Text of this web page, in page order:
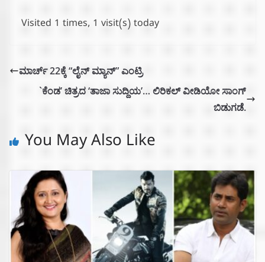
Visited 1 times, 1 visit(s) today
ಮಾರ್ಚ್ 22ಕ್ಕೆ “ಲೈನ್ ಮ್ಯಾನ್” ಎಂಟ್ರಿ
`ಕೆಂಡ’ ಚಿತ್ರದ ‘ತಾಜಾ ಸುದ್ದಿಯ’… ಲಿರಿಕಲ್ ವೀಡಿಯೋ ಸಾಂಗ್
ಬಿಡುಗಡೆ.
You May Also Like